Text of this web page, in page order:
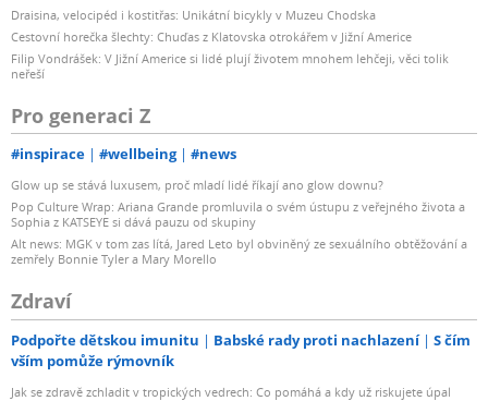
Draisina, velocipéd i kostitřas: Unikátní bicykly v Muzeu Chodska
Cestovní horečka šlechty: Chuďas z Klatovska otrokářem v Jižní Americe
Filip Vondrášek: V Jižní Americe si lidé plují životem mnohem lehčeji, věci tolik
neřeší
Pro generaci Z
#inspirace #wellbeing #news
Glow up se stává luxusem, proč mladí lidé říkají ano glow downu?
Pop Culture Wrap: Ariana Grande promluvila o svém ústupu z veřejného života a
Sophia z KATSEYE si dává pauzu od skupiny
Alt news: MGK v tom zas lítá, Jared Leto byl obviněný ze sexuálního obtěžování a
zemřely Bonnie Tyler a Mary Morello
Zdraví
Podpořte dětskou imunitu Babské rady proti nachlazení
S čím
vším pomůže rýmovník
Jak se zdravě zchladit v tropických vedrech: Co pomáhá a kdy už riskujete úpal